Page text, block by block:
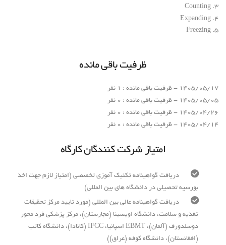
3. Counting
4. Expanding
5. Freezing
ظرفیت باقی مانده
1405/05/17 - ظرفیت باقی مانده : 1 نفر
1405/05/05 - ظرفیت باقی مانده : 0 نفر
1405/04/26 - ظرفیت باقی مانده : 0 نفر
1405/04/14 - ظرفیت باقی مانده : 0 نفر
امتیاز شرکت کنندگان کارگاه
دریافت گواهینامه تکنیک آموزی تخصصی (امتیاز لازم جهت اخذ
بورسیه تحصیلی در دانشگاه های بین المللی)
دریافت گواهینامه عالی بین المللی (مورد تایید مرکز تحقیقات
تغذیه و سلامت، دانشگاه اویسینا (مجارستان)، مرکز پزشکی فرد محور
دوسلدورف (آلمان)، EBMT اسپانیا، IFCC (کانادا)، دانشگاه کاتب
(افغانستان)، دانشگاه کوفه (عراق))